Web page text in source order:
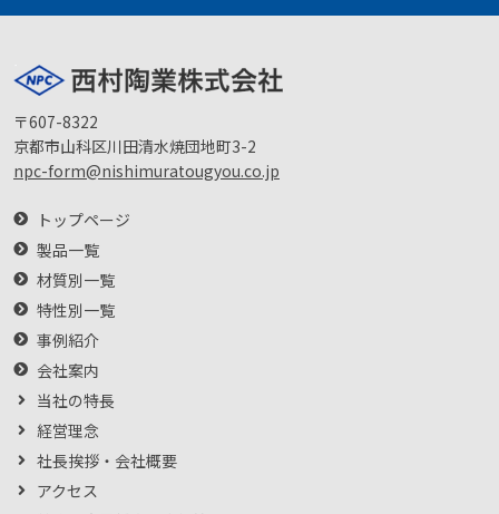
〒607-8322
京都市山科区川田清水焼団地町3-2
npc-form@nishimuratougyou.co.jp
トップページ
製品一覧
材質別一覧
特性別一覧
事例紹介
会社案内
当社の特長
経営理念
社長挨拶・会社概要
アクセス